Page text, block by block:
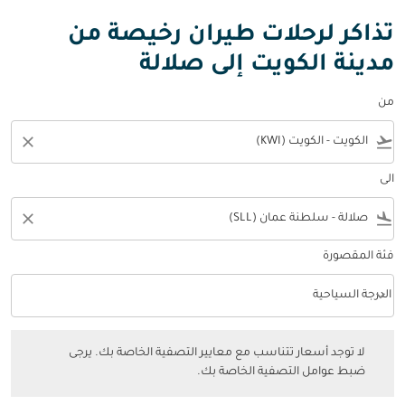
تذاكر لرحلات طيران رخيصة من
مدينة الكويت إلى صلالة
من
flight_takeoff
close
الى
flight_land
close
فئة المقصورة
فئة المقصورة option الدرجة السياحية Selected
الدرجة السياحية
keyboard_arrow_down
لا توجد أسعار تتناسب مع معايير التصفية الخاصة بك. يرجى
ضبط عوامل التصفية الخاصة بك.